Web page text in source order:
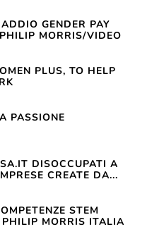
GENDER PAY
MORRIS/VIDEO
PLUS, TO HELP
PASSIONE
DISOCCUPATI A
CREATE DA...
STEM
MORRIS ITALIA